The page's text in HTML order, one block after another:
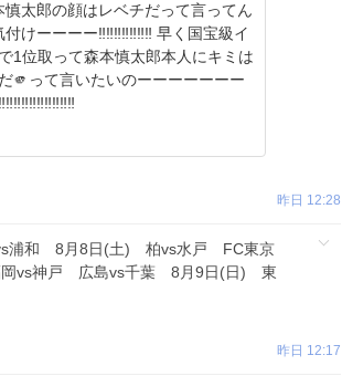
慎太郎の顔はレベチだって言ってん
けーーーー‼️‼️‼️‼️‼️‼️‼️ 早く国宝級イ
1位取って森本慎太郎本人にキミは
🫵って言いたいのーーーーーーー
昨日 12:28
浦和 8月8日(土) 柏vs水戸 FC東京
vs神戸 広島vs千葉 8月9日(日) 東
昨日 12:17